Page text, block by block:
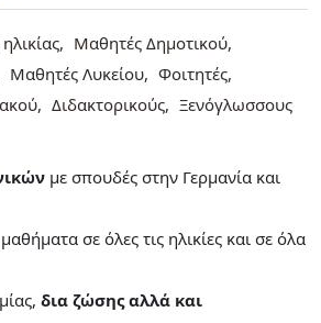
Μαθητές Δημοτικού
Μαθητές Λυκείου
Φοιτητές
Διδακτορικούς
Ξενόγλωσσους
με σπουδές στην Γερμανία και
σε όλες τις ηλικίες και σε όλα
δια ζώσης αλλά και